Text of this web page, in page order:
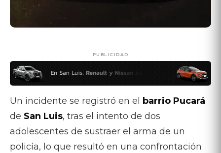
PUBLICIDAD
Un incidente se registró en el barrio Pucará
de San Luis, tras el intento de dos
adolescentes de sustraer el arma de un
policía, lo que resultó en una confrontación